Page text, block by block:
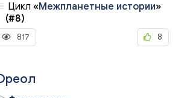
Цикл «Межпланетные истории»
(#8)
817 8